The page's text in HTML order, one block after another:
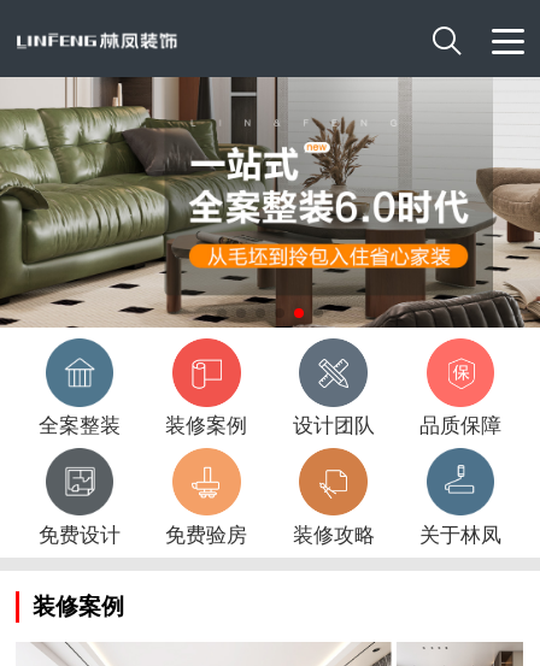

全案整装 装修案例 设计团队 品质保障
免费设计 免费验房 装修攻略 关于林凤
装修案例